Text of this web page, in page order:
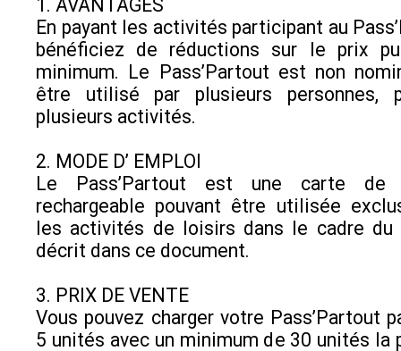
1. AVANTAGES
En payant les activités participant au
bénéficiez de réductions sur le prix
minimum. Le Pass’Partout est non
être utilisé par plusieurs personnes,
plusieurs activités.
2. MODE D’ EMPLOI
Le Pass’Partout est une carte de
rechargeable pouvant être utilisée
les activités de loisirs dans le cadre du
décrit dans ce document.
3. PRIX DE VENTE
Vous pouvez charger votre Pass’Partout
5 unités avec un minimum de 30 unités la